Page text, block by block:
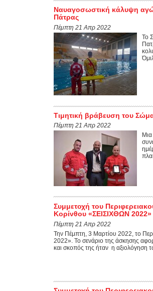
Ναυαγοσωστική κάλυψη
Πάτρας
Πέμπτη 21 Απρ 2022
Το
Τιμητική βράβευση του
Πέμπτη 21 Απρ 2022
Συμμετοχή του
Κορίνθου «ΣΕΙΣΙΧΘΩΝ 2022»
Πέμπτη 21 Απρ 2022
Την Πέμπτη, 3 Μαρτίου 2022, το
2022». Το σενάριο της άσκησης
και σκοπός της ήταν η αξιολόγηση